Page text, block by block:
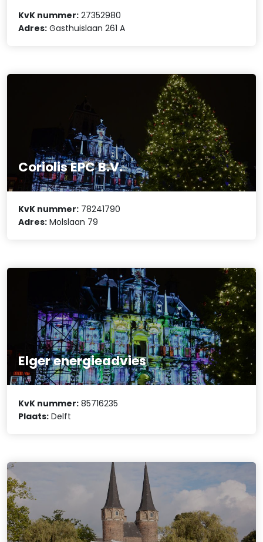
KvK nummer: 27352980
Adres: Gasthuislaan 261 A
Coriolis EPC B.V.
KvK nummer: 78241790
Adres: Molslaan 79
Elger energieadvies
KvK nummer: 85716235
Plaats: Delft